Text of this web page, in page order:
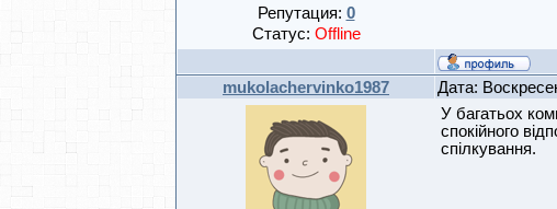
Репутация: 0
Статус: Offline
mukolachervinko1987 Дата:
У багатьох
спокійного
спілкування.